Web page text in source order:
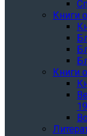
Книги
Книги